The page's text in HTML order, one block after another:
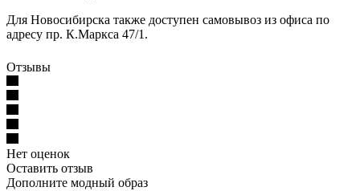
Для Новосибирска также доступен самовывоз из офиса по
адресу пр. К.Маркса 47/1.
Отзывы
Нет оценок
Оставить отзыв
Дополните модный образ